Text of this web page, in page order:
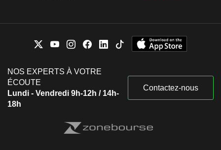
NOS EXPERTS À VOTRE
ÉCOUTE
Lundi - Vendredi 9h-12h / 14h-
18h
Contactez-nous